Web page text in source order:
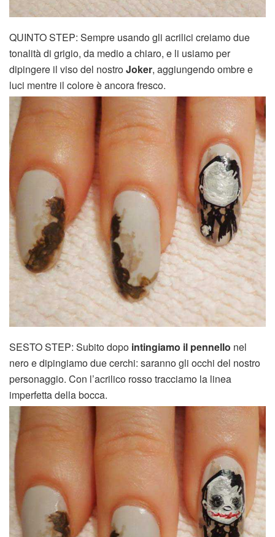
QUINTO STEP: Sempre usando gli acrilici creiamo due
tonalità di grigio, da medio a chiaro, e li usiamo per
dipingere il viso del nostroJoker, aggiungendo ombre e
luci mentre il colore è ancora fresco.
SESTO STEP: Subito dopo intingiamo il pennello nel
nero e dipingiamo due cerchi: saranno gli occhi del nostro
personaggio. Con l’acrilico rosso tracciamo la linea
imperfetta della bocca.